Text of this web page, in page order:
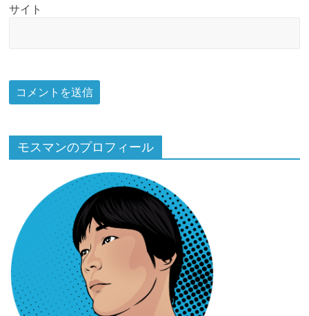
サイト
モスマンのプロフィール